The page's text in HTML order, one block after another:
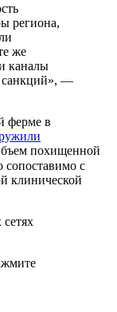
региона,
же
каналы
санкций», —
ферме в
похищенной
сопоставимо с
клинической